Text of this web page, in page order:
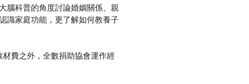
腦科普的角度討論婚姻關係、親
識家庭功能，更了解如何教養子
費之外，全數捐助協會運作經